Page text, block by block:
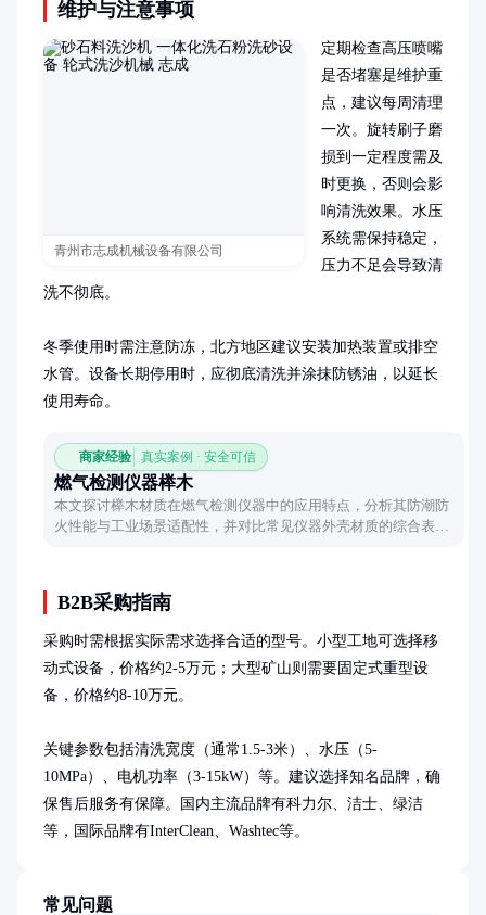
维护与注意事项
青州市志成机械设备有限公司
定期检查高压喷嘴
是否堵塞是维护重
点，建议每周清理
一次。旋转刷子磨
损到一定程度需及
时更换，否则会影
响清洗效果。水压
系统需保持稳定，
压力不足会导致清
洗不彻底。
冬季使用时需注意防冻，北方地区建议安装加热装置或排空
水管。设备长期停用时，应彻底清洗并涂抹防锈油，以延长
使用寿命。
商家经验 真实案例 · 安全可信
燃气检测仪器榉木
本文探讨榉木材质在燃气检测仪器中的应用特点，分析其防潮防
火性能与工业场景适配性，并对比常见仪器外壳材质的综合表
B2B采购指南
采购时需根据实际需求选择合适的型号。小型工地可选择移
动式设备，价格约2-5万元；大型矿山则需要固定式重型设
备，价格约8-10万元。
关键参数包括清洗宽度（通常1.5-3米）、水压（5-
10MPa）、电机功率（3-15kW）等。建议选择知名品牌，确
保售后服务有保障。国内主流品牌有科力尔、洁士、绿洁
等，国际品牌有InterClean、Washtec等。
常见问题